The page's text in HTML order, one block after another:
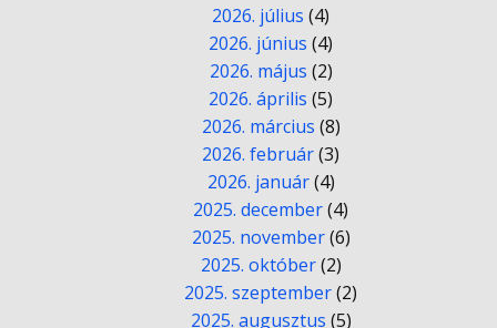
2026. július (4)
2026. június (4)
2026. május (2)
2026. április (5)
2026. március (8)
2026. február(3)
2026. január(4)
2025. december(4)
2025. november(6)
2025. október(2)
2025. szeptember(2)
2025. augusztus (5)